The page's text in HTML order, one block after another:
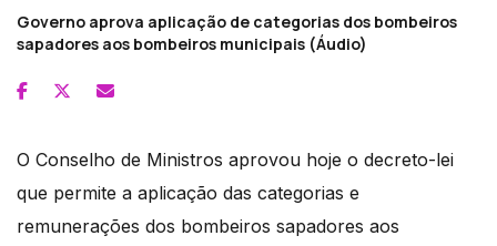
Governo aprova aplicação de categorias dos bombeiros
sapadores aos bombeiros municipais (Áudio)
O Conselho de Ministros aprovou hoje o decreto-lei
que permite a aplicação das categorias e
remunerações dos bombeiros sapadores aos